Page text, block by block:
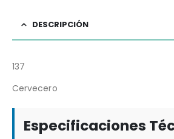
DESCRIPCIÓN
137
Cervecero
Especificaciones